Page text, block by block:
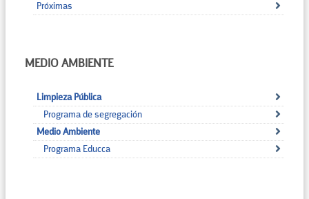
Próximas
MEDIO AMBIENTE
Limpieza Pública
Programa de segregación
Medio Ambiente
Programa Educca